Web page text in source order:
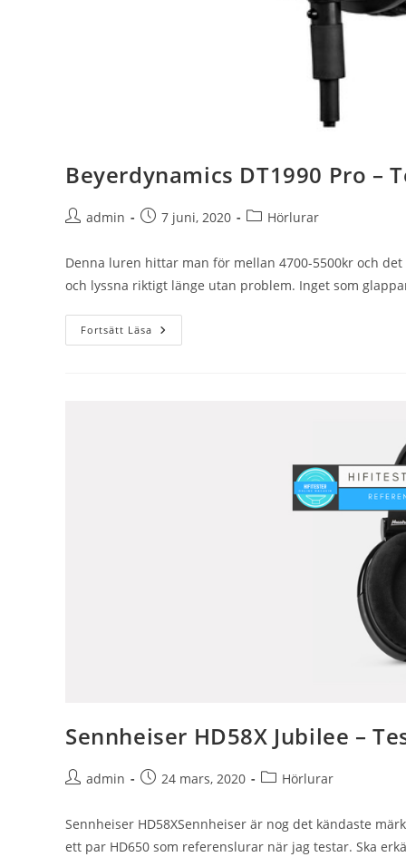
Beyerdynamics DT1990 Pro –
Inläggsförfattare:
admin
Inlägget
7 juni, 2020 Inläggskategori:
Hörlurar
Denna luren hittar man för mellan 4700-5500kr och
och lyssna riktigt länge utan problem. Inget som
Fortsätt Läsa Beyerdynamics
DT1990
Sennheiser HD58X Jubilee –
Inläggsförfattare:
admin
Inlägget
24 mars, 2020 Inläggskategori:
Hörlurar
Sennheiser HD58XSennheiser är nog det kändaste
ett par HD650 som referenslurar när jag testar. Ska